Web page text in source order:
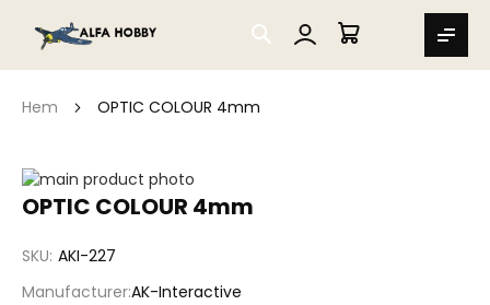
SEARCH
MIN VARUKORG
Hem OPTIC COLOUR 4mm
OPTIC COLOUR 4mm
SKU AKI-227
ManufacturerAK-Interactive
Hoppa
till
bildgalleriet
Hoppa
av
bildgalleriet